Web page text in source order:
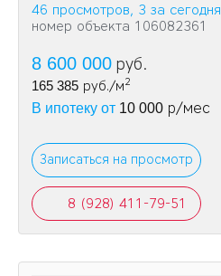
46 просмотров, 3 за сегодня
номер объекта 106082361
8 600 000 руб.
165 385 руб./м2
В ипотеку от 10 000 р/мес
Записаться на просмотр
8 (928) 411-79-51